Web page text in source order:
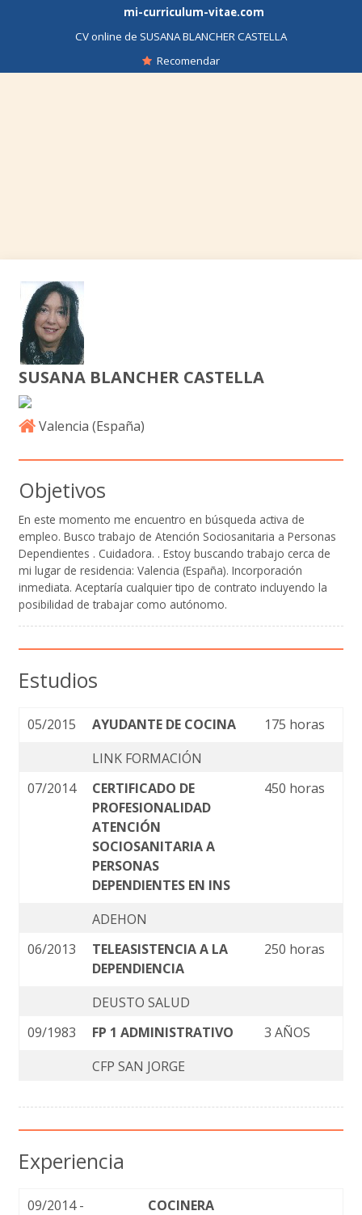
mi-curriculum-vitae.com
CV online de SUSANA BLANCHER CASTELLA
Recomendar
SUSANA BLANCHER CASTELLA
Valencia (España)
Objetivos
En este momento me encuentro en búsqueda activa de
empleo. Busco trabajo de Atención Sociosanitaria a Personas
Dependientes . Cuidadora. . Estoy buscando trabajo cerca de
mi lugar de residencia: Valencia (España). Incorporación
inmediata. Aceptaría cualquier tipo de contrato incluyendo la
posibilidad de trabajar como autónomo.
Estudios
05/2015 AYUDANTE DE COCINA
175 horas
LINK FORMACIÓN
07/2014
CERTIFICADO DE
PROFESIONALIDAD
ATENCIÓN
SOCIOSANITARIA A
PERSONAS
DEPENDIENTES EN INS
450 horas
ADEHON
06/2013
TELEASISTENCIA A LA
DEPENDIENCIA
250 horas
DEUSTO SALUD
09/1983
FP 1 ADMINISTRATIVO
3 AÑOS
CFP SAN JORGE
Experiencia
09/2014 -
COCINERA